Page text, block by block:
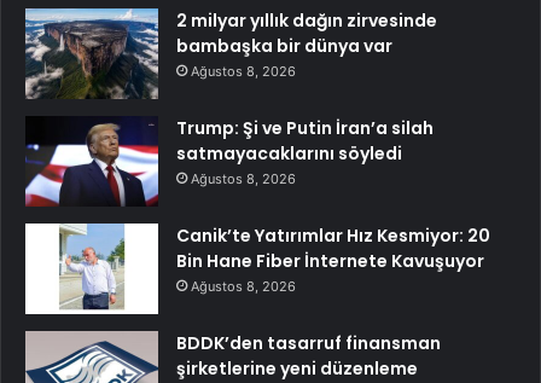
2 milyar yıllık dağın zirvesinde
bambaşka bir dünya var
Ağustos 8, 2026
Trump: Şi ve Putin İran’a silah
satmayacaklarını söyledi
Ağustos 8, 2026
Canik’te Yatırımlar Hız Kesmiyor: 20
Bin Hane Fiber İnternete Kavuşuyor
Ağustos 8, 2026
BDDK’den tasarruf finansman
şirketlerine yeni düzenleme